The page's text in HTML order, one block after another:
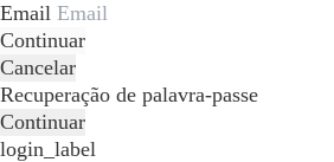
Email
Continuar
Cancelar
Recuperação de palavra-passe
Continuar
login_label